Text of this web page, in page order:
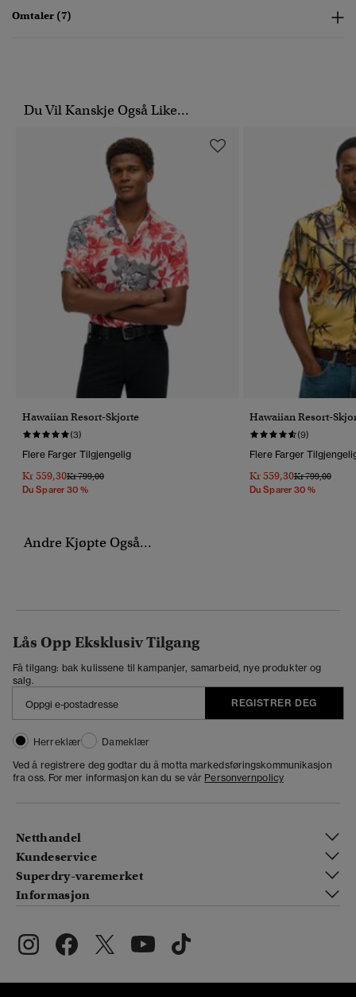
Omtaler (7)
Du Vil Kanskje Også Like...
Hawaiian Resort-Skjorte
(3)
Flere Farger Tilgjengelig
Kr 559,30Pris Nedsatt Fra
Kr 799,00Til
Du Sparer 30 %
Hawaiian Resort-
(9)
Flere Farger
Kr 559,30Pris Nedsatt
Kr 799,00Til
Du Sparer 30 %
Andre Kjøpte Også...
Lås Opp Eksklusiv Tilgang
Få tilgang: bak kulissene til kampanjer, samarbeid, nye produkter og
salg.
REGISTRER DEG
Herreklær
Dameklær
Ved å registrere deg godtar du å motta markedsføringskommunikasjon
fra oss. For mer informasjon kan du se vår Personvernpolicy
Netthandel
Kundeservice
Superdry-varemerket
Informasjon